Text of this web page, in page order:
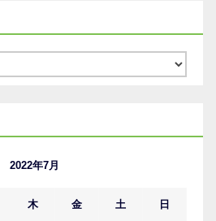
2022年7月
木 金 土 日